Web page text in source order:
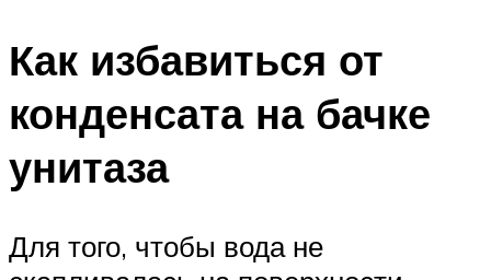
Как избавиться от
конденсата на бачке
унитаза
Для того, чтобы вода не